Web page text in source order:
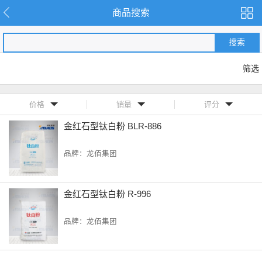
商品搜索
搜索
筛选
价格 销量 评分
金红石型钛白粉 BLR-886
品牌：龙佰集团
金红石型钛白粉 R-996
品牌：龙佰集团